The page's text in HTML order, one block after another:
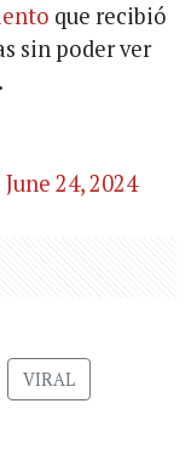
que recibió
sin poder ver
June 24, 2024
VIRAL